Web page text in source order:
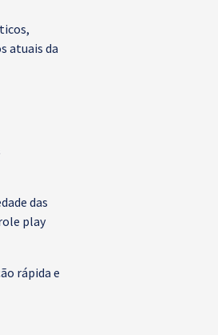
atuais da
das
play
rápida e